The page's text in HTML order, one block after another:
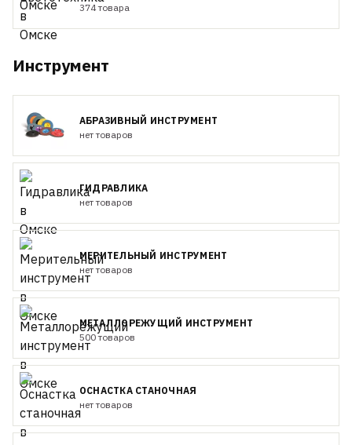
374 товара
Инструмент
АБРАЗИВНЫЙ ИНСТРУМЕНТ
нет товаров
ГИДРАВЛИКА
нет товаров
МЕРИТЕЛЬНЫЙ ИНСТРУМЕНТ
нет товаров
МЕТАЛЛОРЕЖУЩИЙ ИНСТРУМЕНТ
500 товаров
ОСНАСТКА СТАНОЧНАЯ
нет товаров